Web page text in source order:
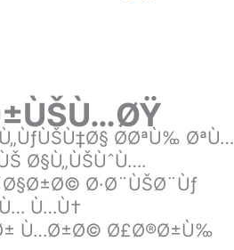
Ø­ØªÙ‰ ØªÙ…
Ø§Ù„ÙŠÙˆÙ….
Ø·Ø¨ÙŠØ¨Ùƒ
Ù…Ù†
Ù…Ø±Ø© Ø£Ø®Ø±Ù‰